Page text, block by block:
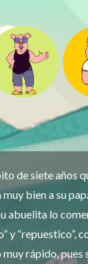
de siete años
bien a su
abuelita lo
y “repuestico”,
rápido, pues